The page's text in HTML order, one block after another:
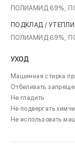
ПОЛИАМИД 69%,
ПОДКЛАД /
ПОЛИАМИД 69%,
УХОД
Машинная стирка
Отбеливать
Не гладить
Не подвергать
Не использовать